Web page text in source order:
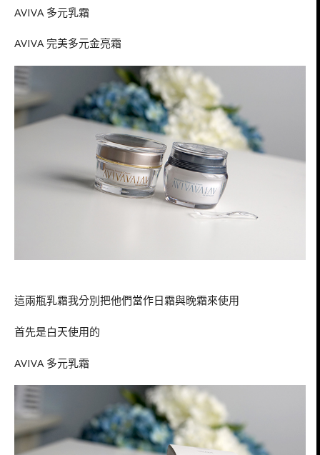
AVIVA 多元乳霜
AVIVA 完美多元金亮霜
這兩瓶乳霜我分別把他們當作日霜與晚霜來使用
首先是白天使用的
AVIVA 多元乳霜